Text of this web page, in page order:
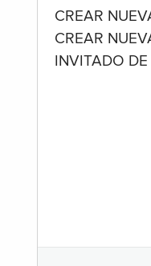
CREAR
CREAR
INVITADO